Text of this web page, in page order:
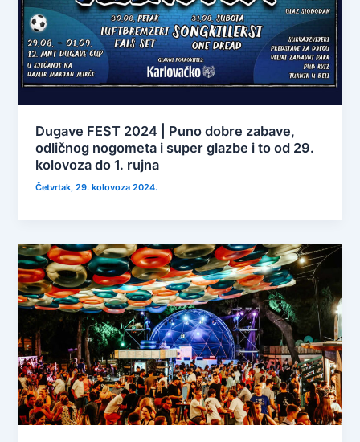
Dugave FEST 2024 | Puno dobre zabave,
odličnog nogometa i super glazbe i to od 29.
kolovoza do 1. rujna
Četvrtak, 29. kolovoza 2024.